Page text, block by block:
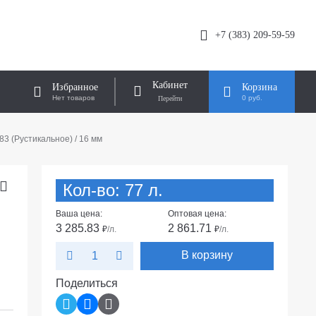
+7 (383) 209-59-59
Избранное
Нет товаров
Кабинет Корзина
0 руб.
(Рустикальное) / 16 мм
Кол-во: 77 л.
Ваша цена:
3 285.83₽/л.
Оптовая цена:
2 861.71₽/л.
В корзину
Поделиться